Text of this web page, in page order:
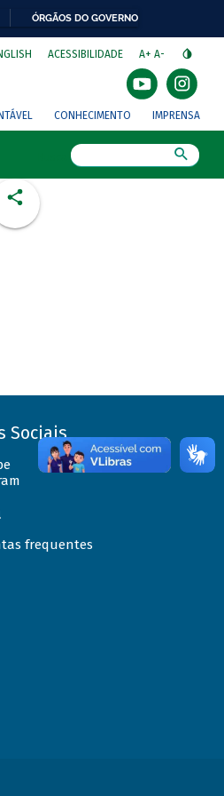
ÓRGÃOS DO GOVERNO
ACESSIBILIDADE A+ A-
CONHECIMENTO IMPRENSA
Sociais
frequentes